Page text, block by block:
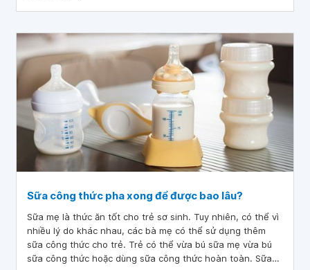
Sữa công thức pha xong để được bao lâu?
Sữa mẹ là thức ăn tốt cho trẻ sơ sinh. Tuy nhiên, có thể vì
nhiều lý do khác nhau, các bà mẹ có thể sử dụng thêm
sữa công thức cho trẻ. Trẻ có thể vừa bú sữa mẹ vừa bú
sữa công thức hoặc dùng sữa công thức hoàn toàn. Sữa